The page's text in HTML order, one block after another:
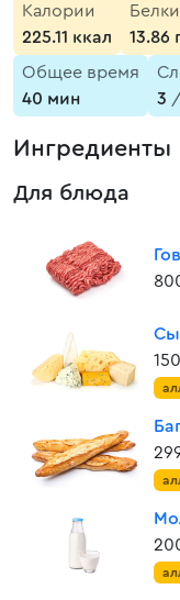
Калории
225.11 ккал
Белки
13.86
Общее время
40 мин
3
Ингредиенты
Для блюда